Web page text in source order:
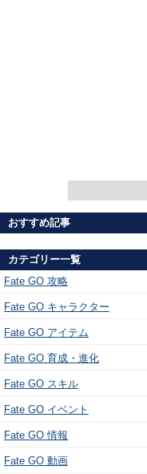
おすすめ記事
カテゴリー一覧
Fate GO 攻略
Fate GO キャラクター
Fate GO アイテム
Fate GO 育成・進化
Fate GO スキル
Fate GO イベント
Fate GO 情報
Fate GO 動画